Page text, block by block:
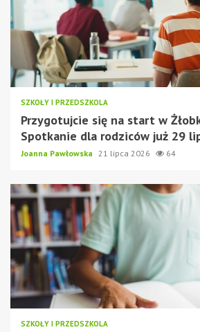
SZKOŁY I PRZEDSZKOLA
Przygotujcie się na start w
Spotkanie dla rodziców już 29
Joanna Pawłowska 21 lipca 2026 64
SZKOŁY I PRZEDSZKOLA